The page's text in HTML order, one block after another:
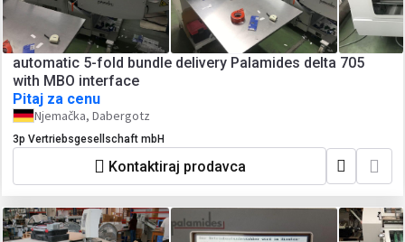
automatic 5-fold bundle delivery Palamides delta 705
with MBO interface
Pitaj za cenu
Njemačka, Dabergotz
3p Vertriebsgesellschaft mbH
Kontaktiraj prodavca